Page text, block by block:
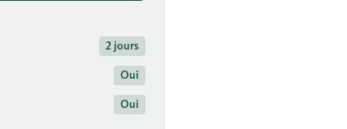
2 jours
Oui
Oui